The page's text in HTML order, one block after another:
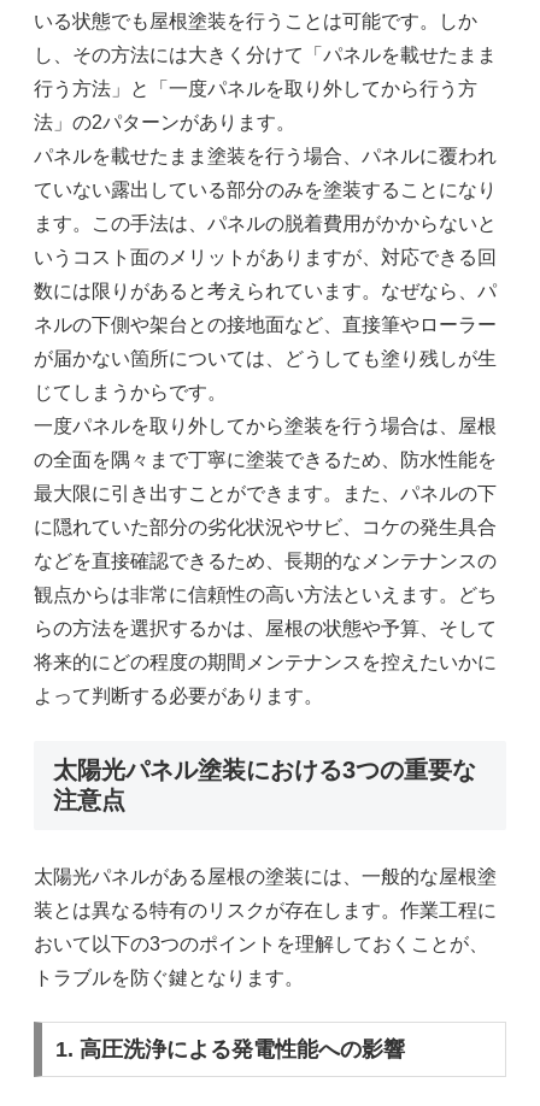
いる状態でも屋根塗装を行うことは可能です。しか
し、その方法には大きく分けて「パネルを載せたまま
行う方法」と「一度パネルを取り外してから行う方
法」の2パターンがあります。
パネルを載せたまま塗装を行う場合、パネルに覆われ
ていない露出している部分のみを塗装することになり
ます。この手法は、パネルの脱着費用がかからないと
いうコスト面のメリットがありますが、対応できる回
数には限りがあると考えられています。なぜなら、パ
ネルの下側や架台との接地面など、直接筆やローラー
が届かない箇所については、どうしても塗り残しが生
じてしまうからです。
一度パネルを取り外してから塗装を行う場合は、屋根
の全面を隅々まで丁寧に塗装できるため、防水性能を
最大限に引き出すことができます。また、パネルの下
に隠れていた部分の劣化状況やサビ、コケの発生具合
などを直接確認できるため、長期的なメンテナンスの
観点からは非常に信頼性の高い方法といえます。どち
らの方法を選択するかは、屋根の状態や予算、そして
将来的にどの程度の期間メンテナンスを控えたいかに
よって判断する必要があります。
太陽光パネル塗装における3つの重要な
注意点
太陽光パネルがある屋根の塗装には、一般的な屋根塗
装とは異なる特有のリスクが存在します。作業工程に
おいて以下の3つのポイントを理解しておくことが、
トラブルを防ぐ鍵となります。
1. 高圧洗浄による発電性能への影響